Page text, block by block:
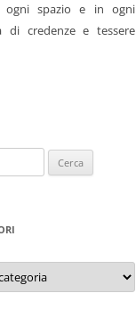
ogni spazio e in ogni
credenze e tessere